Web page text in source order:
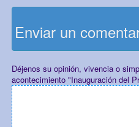
Enviar un
Déjenos su opinión, vivencia o
acontecimiento "Inauguración del